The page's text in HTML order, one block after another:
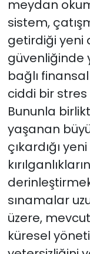
meydan
sistem,
getirdiği yeni
güvenliğinde
bağlı
ciddi bir stres
Bununla
yaşanan
çıkardığı
sınamalar
üzere,
küresel